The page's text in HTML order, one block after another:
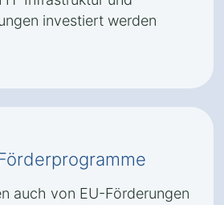
investiert werden
auch von EU-Förderungen